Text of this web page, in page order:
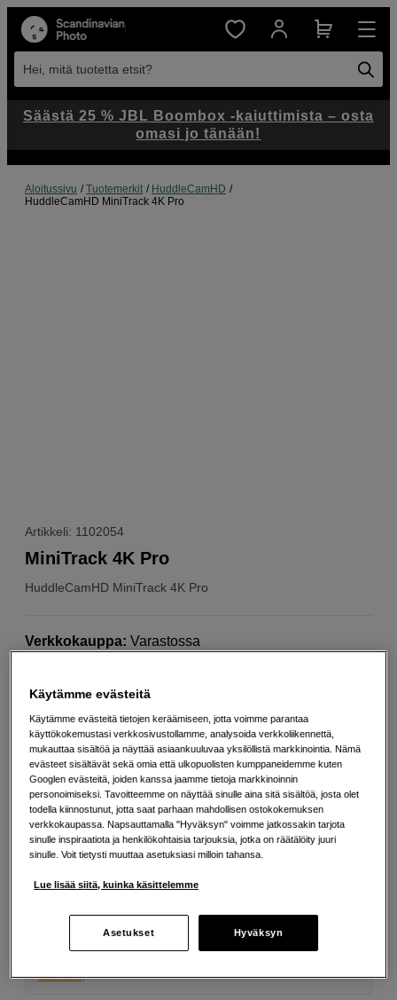
Hei, mitä tuotetta etsit?
Aloitussivu Tuotemerkit
HuddleCamHD
HuddleCamHD MiniTrack 4K Pro
Artikkeli: 1102054
HuddleCamHD MiniTrack 4K Pro
MiniTrack 4K Pro
Verkkokauppa: Varastossa
259 EUR
Lisää ostoskoriin
Maksa Svea-erämaksulla
Esimerkki: 36 kk, 9 EUR/kk, yhteensä 329 EUR, todellinen vuosikorko
saada maksuhäiriömerkinnän. Se voi vaikeuttaa asunnon vuokraamista,
liittymien tekemistä ja uusien lainojen saamista. Apua saat kuntasi talous- ja
välilehteen)
Säästä 25 % JBL Boombox -kaiuttimista – osta
omasi jo tänään!
Käytämme evästeitä
Käytämme evästeitä tietojen keräämiseen, jotta voimme parantaa
käyttökokemustasi verkkosivustollamme, analysoida verkkoliikennettä,
mukauttaa sisältöä ja näyttää asiaankuuluvaa yksilöllistä markkinointia. Nämä
evästeet sisältävät sekä omia että ulkopuolisten kumppaneidemme kuten
Googlen evästeitä, joiden kanssa jaamme tietoja markkinoinnin
personoimiseksi. Tavoitteemme on näyttää sinulle aina sitä sisältöä, josta olet
todella kiinnostunut, jotta saat parhaan mahdollisen ostokokemuksen
verkkokaupassa. Napsauttamalla "Hyväksyn" voimme jatkossakin tarjota
sinulle inspiraatiota ja henkilökohtaisia tarjouksia, jotka on räätälöity juuri
sinulle. Voit tietysti muuttaa asetuksiasi milloin tahansa.
Lue lisää siitä, kuinka käsittelemme
Asetukset Hyväksyn